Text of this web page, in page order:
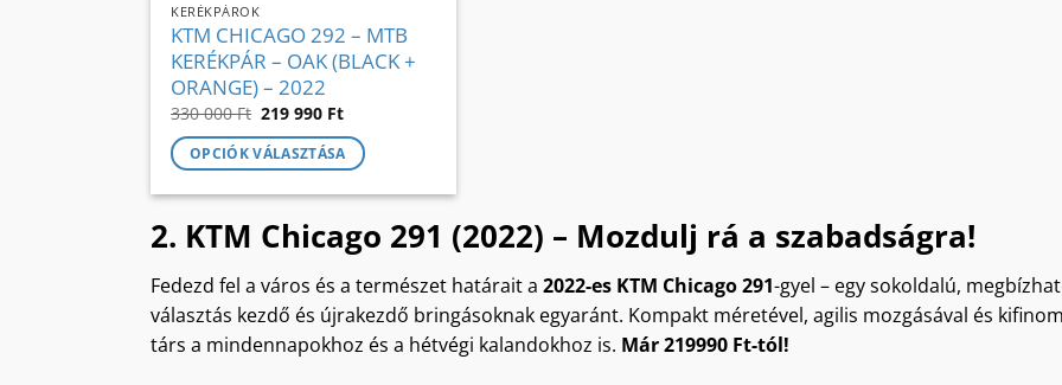
KERÉKPÁROK
KTM CHICAGO 292 – MTB
KERÉKPÁR – OAK (BLACK +
ORANGE) – 2022
330 000Ft Original
was:
330
000 Ft.
219 990 FtCurrent
is:
219
990 Ft.
OPCIÓK VÁLASZTÁSA
terméknek
variációja
van.
A
2. KTM Chicago 291 (2022) – Mozdulj rá a szabadságra!
Fedezd fel a város és a természet határait a 2022-es KTM Chicago 291-gyel – egy sokoldalú,
választás kezdő és újrakezdő bringásoknak egyaránt. Kompakt méretével, agilis mozgásával és
társ a mindennapokhoz és a hétvégi kalandokhoz is. Már 219990 Ft-tól!